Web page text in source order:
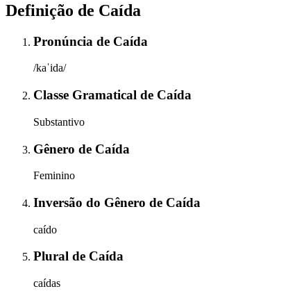
Definição de Caída
Pronúncia de Caída
/kaˈida/
Classe Gramatical de Caída
Substantivo
Gênero de Caída
Feminino
Inversão do Gênero de Caída
caído
Plural de Caída
caídas